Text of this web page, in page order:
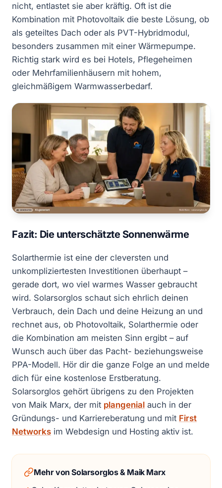
nicht, entlastet sie aber kräftig. Oft ist die
Kombination mit Photovoltaik die beste Lösung, ob
als geteiltes Dach oder als PVT-Hybridmodul,
besonders zusammen mit einer Wärmepumpe.
Richtig stark wird es bei Hotels, Pflegeheimen
oder Mehrfamilienhäusern mit hohem,
gleichmäßigem Warmwasserbedarf.
Fazit: Die unterschätzte Sonnenwärme
Solarthermie ist eine der cleversten und
unkompliziertesten Investitionen überhaupt –
gerade dort, wo viel warmes Wasser gebraucht
wird. Solarsorglos schaut sich ehrlich deinen
Verbrauch, dein Dach und deine Heizung an und
rechnet aus, ob Photovoltaik, Solarthermie oder
die Kombination am meisten Sinn ergibt – auf
Wunsch auch über das Pacht- beziehungsweise
PPA-Modell. Hör dir die ganze Folge an und melde
dich für eine kostenlose Erstberatung.
Solarsorglos gehört übrigens zu den Projekten
von Maik Marx, der mit plangenial auch in der
Gründungs- und Karriereberatung und mit First
Networks im Webdesign und Hosting aktiv ist.
Mehr von Solarsorglos & Maik Marx